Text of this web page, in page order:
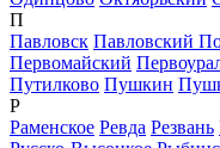
П
Павловск Павловский
Первомайский
Путилково Пушкин
Р
Раменское Ревда Резвань